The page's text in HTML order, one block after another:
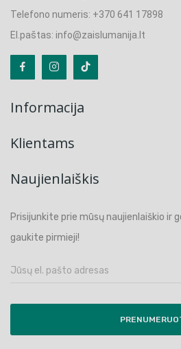
Telefono numeris: +370 641 17898
El.paštas: info@zaislumanija.lt
Informacija
Klientams
Naujienlaiškis
Prisijunkite prie mūsų naujienlaiškio ir
gaukite pirmieji!